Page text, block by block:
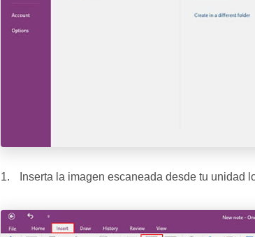
Inserta la imagen escaneada desde tu unidad